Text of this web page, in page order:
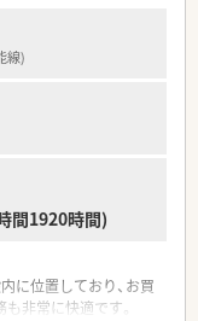
導を中心として、患者
リングを実施しま
の販売や健康相談も
も深く関わります。
ため、医薬品の品目数
ルを習得できます。
線)
間1920時間)
に位置しており、お買
非常に快適です。